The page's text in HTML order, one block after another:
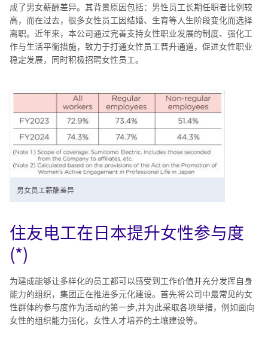
男女员工薪酬差异
成了男女薪酬差异。其背景原因包括：男性员工长期任职者比例较
高，而在过去，很多女性员工因结婚、生育等人生阶段变化而选择
离职。近年来，本公司通过完善支持女性职业发展的制度、强化工
作与生活平衡措施，致力于打通女性员工晋升通道，促进女性职业
稳定发展，同时积极招聘女性员工。
住友电工在日本提升女性参与度
(*)
为建成能够让多样化的员工都可以感受到工作价值并充分发挥自身
能力的组织，集团正在推进多元化建设。首先将公司中最常见的女
性群体的参与度作为活动的第一步,并为此采取各项举措，例如面向
女性的组织能力强化，女性人才培养的土壤建设等。